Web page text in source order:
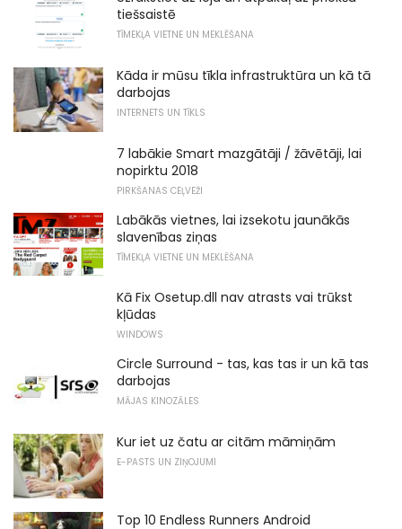
tiešsaistē
TĪMEKĻA VIETNE UN MEKLĒŠANA
Kāda ir mūsu tīkla infrastruktūra un kā tā
darbojas
INTERNETS UN TĪKLS
7 labākie Smart mazgātāji / žāvētāji, lai
nopirktu 2018
PIRKŠANAS CEĻVEŽI
Labākās vietnes, lai izsekotu jaunākās
slavenības ziņas
TĪMEKĻA VIETNE UN MEKLĒŠANA
Kā Fix Osetup.dll nav atrasts vai trūkst
kļūdas
WINDOWS
Circle Surround - tas, kas tas ir un kā tas
darbojas
MĀJAS KINOZĀLES
Kur iet uz čatu ar citām māmiņām
E-PASTS UN ZIŅOJUMI
Top 10 Endless Runners Android